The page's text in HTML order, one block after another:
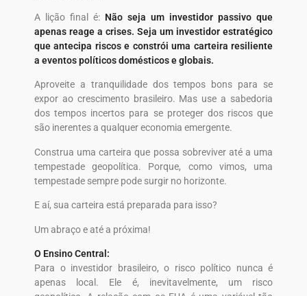
A lição final é: Não seja um investidor passivo que
apenas reage a crises. Seja um investidor estratégico
que antecipa riscos e constrói uma carteira resiliente
a eventos políticos domésticos e globais.
Aproveite a tranquilidade dos tempos bons para se
expor ao crescimento brasileiro. Mas use a sabedoria
dos tempos incertos para se proteger dos riscos que
são inerentes a qualquer economia emergente.
Construa uma carteira que possa sobreviver até a uma
tempestade geopolítica. Porque, como vimos, uma
tempestade sempre pode surgir no horizonte.
E aí, sua carteira está preparada para isso?
Um abraço e até a próxima!
O Ensino Central:
Para o investidor brasileiro, o risco político nunca é
apenas local. Ele é, inevitavelmente, um risco